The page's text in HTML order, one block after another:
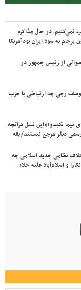
نمی‌کنیم، در حال مذاکره
به سود ایران بود آمریکا
از رئیس جمهور در
یوسف رجی چه ارتباطی با حزب
نیما تکیدو؛«این نسل هرآنچه
دیگر مرجع نیستند/ یقه
نظامی جدید اسلامی چه
و اسلام‌آباد علیه خلاء